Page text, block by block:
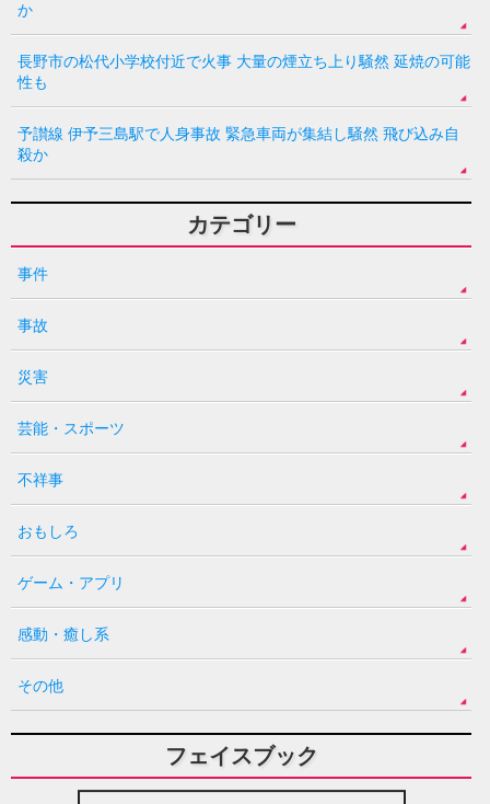
か
長野市の松代小学校付近で火事 大量の煙立ち上り騒然 延焼の可能
性も
予讃線 伊予三島駅で人身事故 緊急車両が集結し騒然 飛び込み自
殺か
カテゴリー
事件
事故
災害
芸能・スポーツ
不祥事
おもしろ
ゲーム・アプリ
感動・癒し系
その他
フェイスブック